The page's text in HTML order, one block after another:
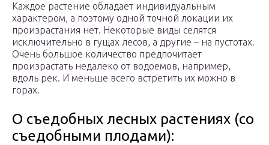
Каждое растение обладает индивидуальным
характером, а поэтому одной точной локации их
произрастания нет. Некоторые виды селятся
исключительно в гущах лесов, а другие – на пустотах.
Очень большое количество предпочитает
произрастать недалеко от водоемов, например,
вдоль рек. И меньше всего встретить их можно в
горах.
О съедобных лесных растениях (со
съедобными плодами):